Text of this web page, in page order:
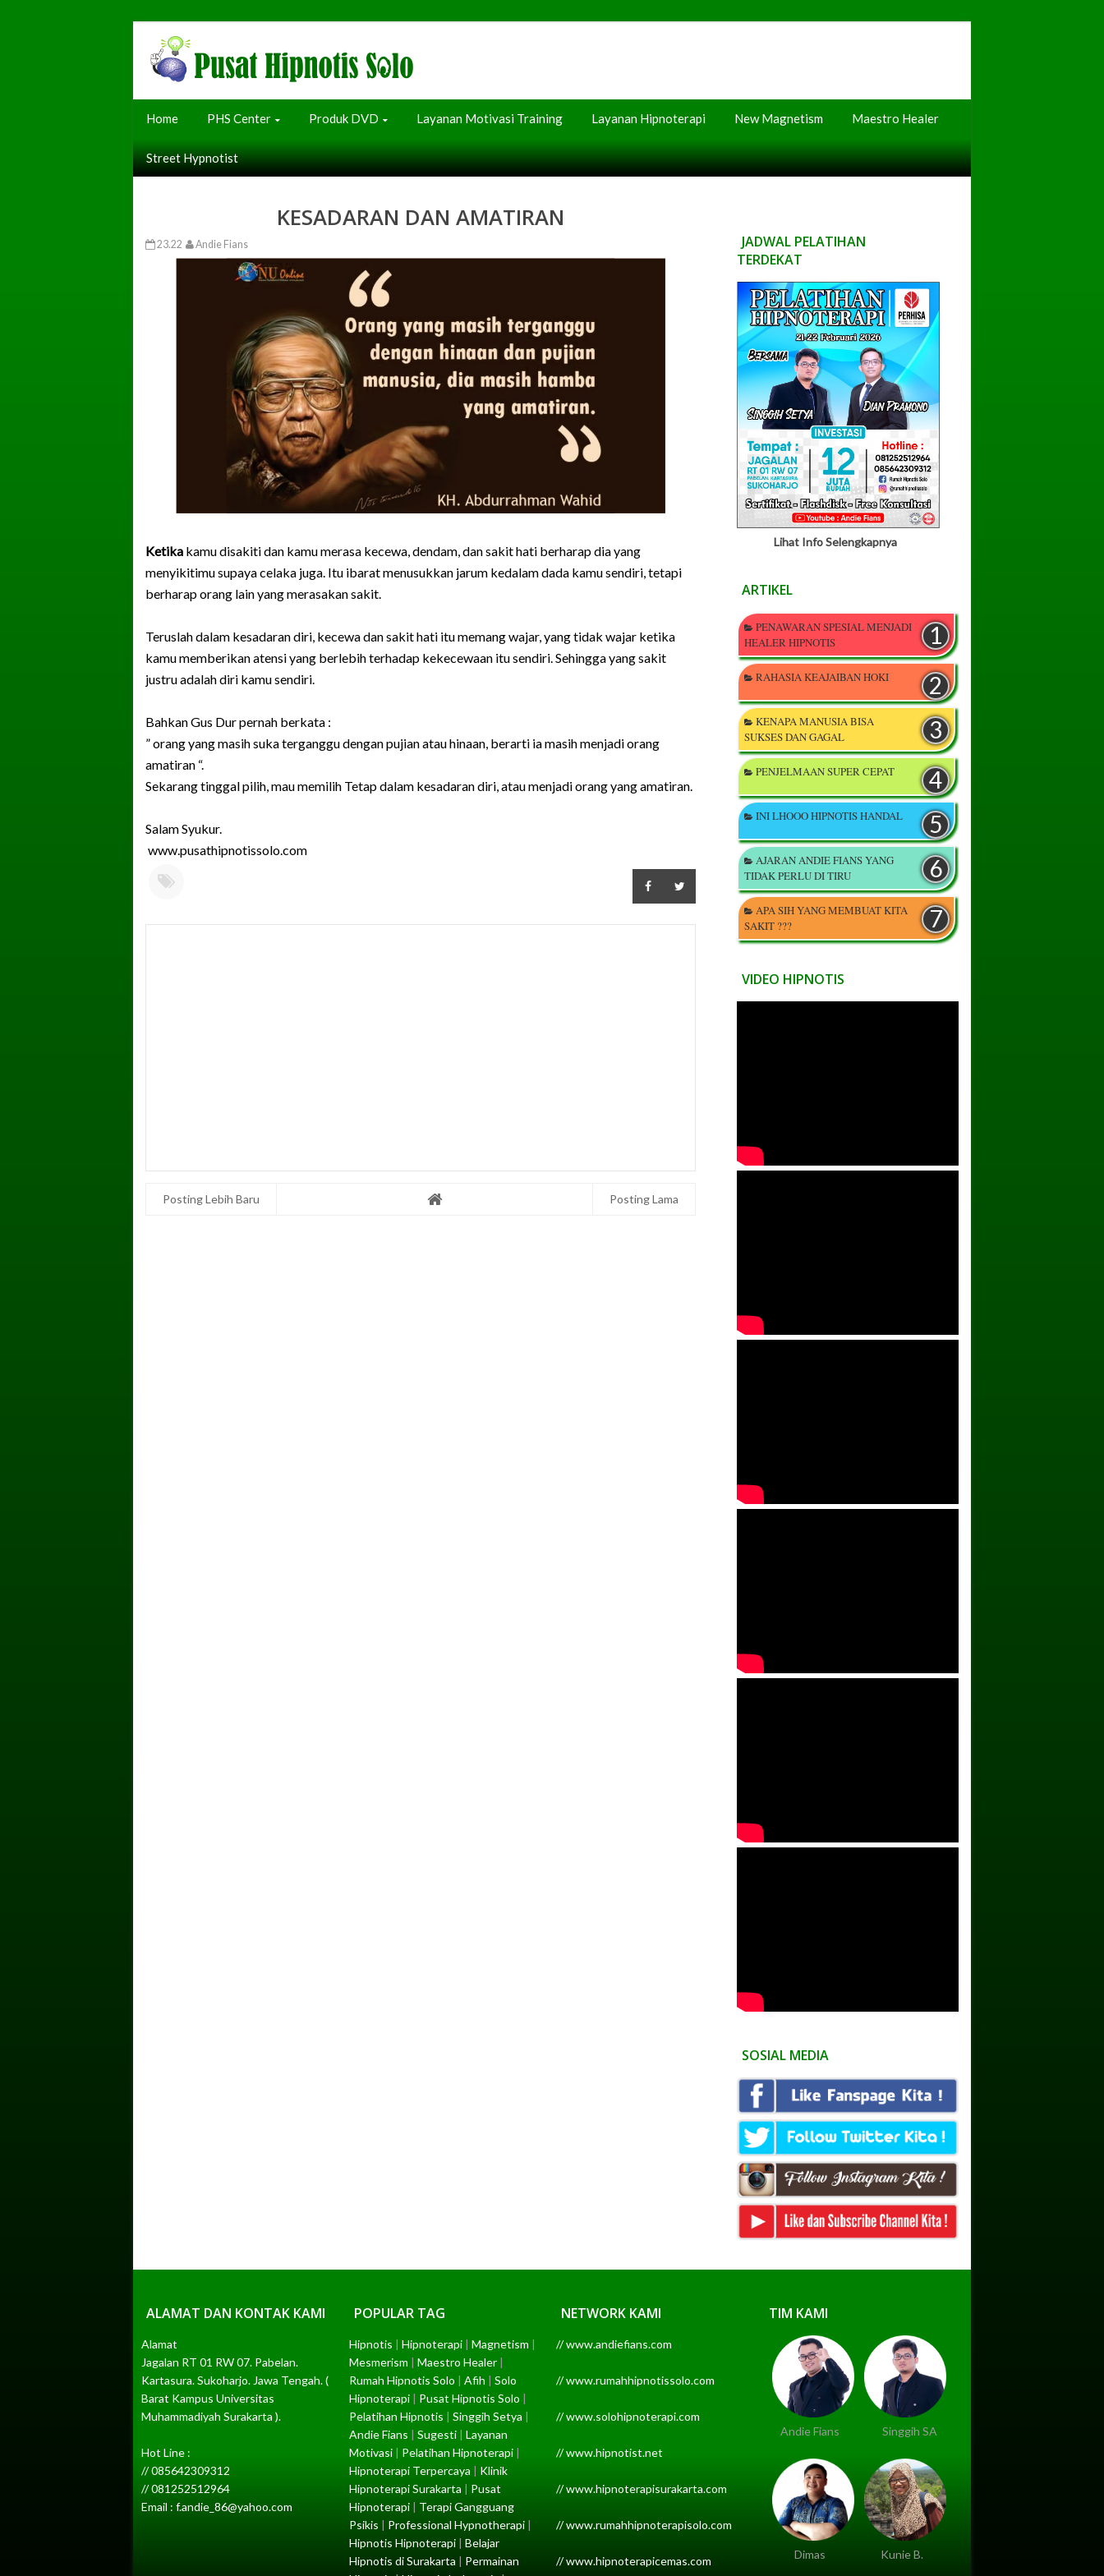
Home PHS Center Produk DVD Layanan Motivasi Training Layanan Hipnoterapi New Magnetism Maestro Healer
Street Hypnotist
KESADARAN DAN AMATIRAN
23.22 Andie Fians
Ketika kamu disakiti dan kamu merasa kecewa, dendam, dan sakit hati berharap dia yang
menyikitimu supaya celaka juga. Itu ibarat menusukkan jarum kedalam dada kamu sendiri, tetapi
berharap orang lain yang merasakan sakit.
Teruslah dalam kesadaran diri, kecewa dan sakit hati itu memang wajar, yang tidak wajar ketika
kamu memberikan atensi yang berlebih terhadap kekecewaan itu sendiri. Sehingga yang sakit
justru adalah diri kamu sendiri.
Bahkan Gus Dur pernah berkata :
” orang yang masih suka terganggu dengan pujian atau hinaan, berarti ia masih menjadi orang
amatiran “.
Sekarang tinggal pilih, mau memilih Tetap dalam kesadaran diri, atau menjadi orang yang amatiran.
Salam Syukur.
www.pusathipnotissolo.com
Posting Lebih Baru Posting Lama
JADWAL PELATIHAN
TERDEKAT
Lihat Info Selengkapnya
ARTIKEL
PENAWARAN SPESIAL MENJADI
HEALER HIPNOTIS
RAHASIA KEAJAIBAN HOKI
KENAPA MANUSIA BISA
SUKSES DAN GAGAL
PENJELMAAN SUPER CEPAT
INI LHOOO HIPNOTIS HANDAL
AJARAN ANDIE FIANS YANG
TIDAK PERLU DI TIRU
APA SIH YANG MEMBUAT KITA
SAKIT ???
VIDEO HIPNOTIS
SOSIAL MEDIA
ALAMAT DAN KONTAK KAMI
Alamat
Jagalan RT 01 RW 07. Pabelan.
Kartasura. Sukoharjo. Jawa Tengah. (
Barat Kampus Universitas
Muhammadiyah Surakarta ).
Hot Line :
// 085642309312
// 081252512964
Email : f.andie_86@yahoo.com
POPULAR TAG
Hipnotis | Hipnoterapi| Magnetism |
Mesmerism | Maestro Healer|
Rumah Hipnotis Solo | Afih | Solo
Hipnoterapi| Pusat Hipnotis Solo |
Pelatihan Hipnotis | Singgih Setya |
Andie Fians | Sugesti| Layanan
Motivasi| Pelatihan Hipnoterapi|
Hipnoterapi Terpercaya | Klinik
Hipnoterapi Surakarta | Pusat
Hipnoterapi| Terapi Gangguang
Psikis | Professional Hypnotherapi|
Hipnotis Hipnoterapi| Belajar
Hipnotis di Surakarta | Permainan
NETWORK KAMI
// www.andiefians.com
// www.rumahhipnotissolo.com
// www.solohipnoterapi.com
// www.hipnotist.net
// www.hipnoterapisurakarta.com
// www.rumahhipnoterapisolo.com
// www.hipnoterapicemas.com
TIM KAMI
Andie Fians Singgih SA
Dimas Kunie B.